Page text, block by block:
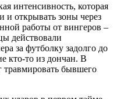
интенсивность, которая
и открывать зоны через
работы от вингеров –
действовали
за футболку задолго до
кто-то из дончан. В
травмировать бывшего